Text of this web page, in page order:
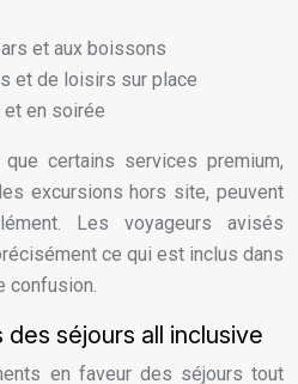
et aux boissons
et de loisirs sur place
et en soirée
certains services premium,
excursions hors site, peuvent
Les voyageurs avisés
ce qui est inclus dans
confusion.
séjours all inclusive
en faveur des séjours tout